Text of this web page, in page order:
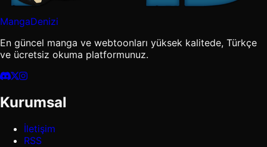
MangaDenizi
En güncel manga ve webtoonları yüksek kalitede, Türkçe
ve ücretsiz okuma platformunuz.
Kurumsal
İletişim
RSS